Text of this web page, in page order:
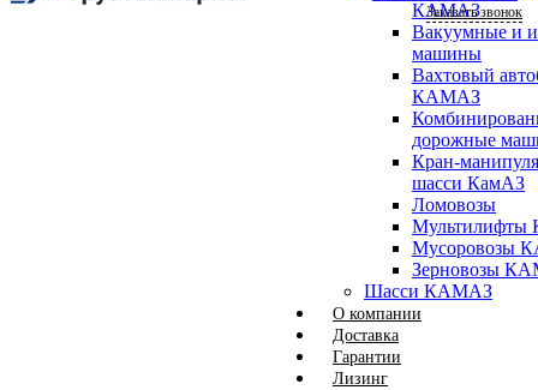
КАМАЗ
Вакуумные и
машины
Вахтовый
КАМАЗ
дорожные
Кран-
шасси КамАЗ
Ломовозы
Мультилифты
Мусоровозы
Зерновозы
Шасси КАМАЗ
О компании
Доставка
Гарантии
Лизинг
Заказать звонок